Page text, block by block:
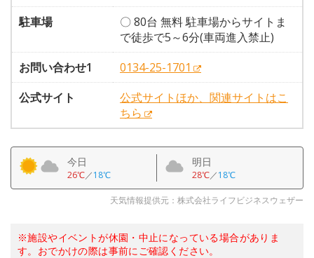
駐車場
〇 80台 無料 駐車場からサイトま
で徒歩で5～6分(車両進入禁止)
お問い合わせ1
0134-25-1701
公式サイト
公式サイトほか、関連サイトはこ
ちら
今日
26℃／18℃
明日
28℃／18℃
天気情報提供元：株式会社ライフビジネスウェザー
※施設やイベントが休園・中止になっている場合がありま
す。おでかけの際は事前にご確認ください。